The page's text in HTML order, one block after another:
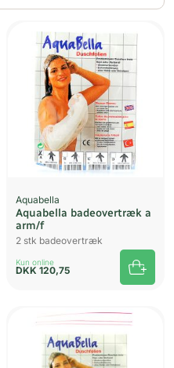
Aquabella
Aquabella badeovertræk a
arm/f
2 stk badeovertræk
Kun online
DKK 120,75